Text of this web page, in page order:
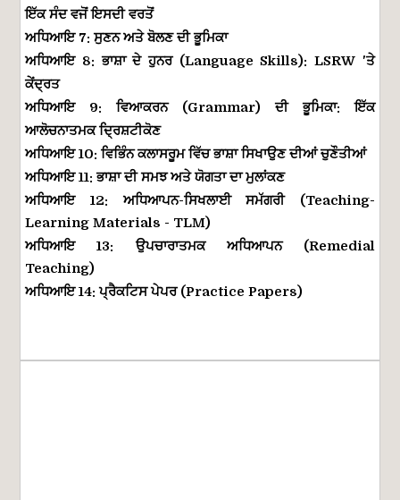
ਇੱਕ ਸੰਦ ਵਜੋਂ ਇਸਦੀ ਵਰਤੋਂ
ਅਧਿਆਇ7:ਸੁਣਨ ਅਤੇ ਬੋਲਣ ਦੀ ਭੂਮਿਕਾ
ਅਧਿਆਇ8:ਭਾਸ਼ਾ ਦੇ ਹੁਨਰ(Language Skills): LSRW 'ਤੇ
ਕੇਂਦ੍ਰਤ
ਅਧਿਆਇ9:ਵਿਆਕਰਨ(Grammar)ਦੀ ਭੂਮਿਕਾ:ਇੱਕ
ਆਲੋਚਨਾਤਮਕ ਦ੍ਰਿਸ਼ਟੀਕੋਣ
ਅਧਿਆਇ10:ਵਿਭਿੰਨ ਕਲਾਸਰੂਮ ਵਿੱਚ ਭਾਸ਼ਾ ਸਿਖਾਉਣ ਦੀਆਂ ਚੁਣੌਤੀਆਂ
ਅਧਿਆਇ11:ਭਾਸ਼ਾ ਦੀ ਸਮਝ ਅਤੇ ਯੋਗਤਾ ਦਾ ਮੁਲਾਂਕਣ
ਅਧਿਆਇ12:ਅਧਿਆਪਨ-ਸਿਖਲਾਈ ਸਮੱਗਰੀ(Teaching-
Learning Materials - TLM)
ਅਧਿਆਇ13:ਉਪਚਾਰਾਤਮਕ ਅਧਿਆਪਨ(Remedial
Teaching)
ਅਧਿਆਇ14:ਪ੍ਰੈਕਟਿਸ ਪੇਪਰ(Practice Papers)